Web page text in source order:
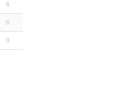
6
6
9